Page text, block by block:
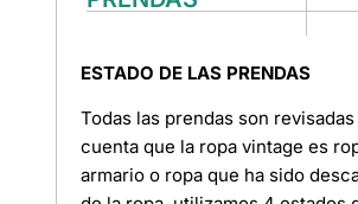
ESTADO DE LAS PRENDAS
Todas las prendas son
cuenta que la ropa vintage es
armario o ropa que ha sido